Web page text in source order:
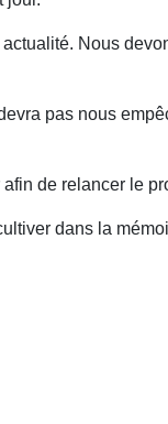
Nous
pas nous
de relancer le
dans la